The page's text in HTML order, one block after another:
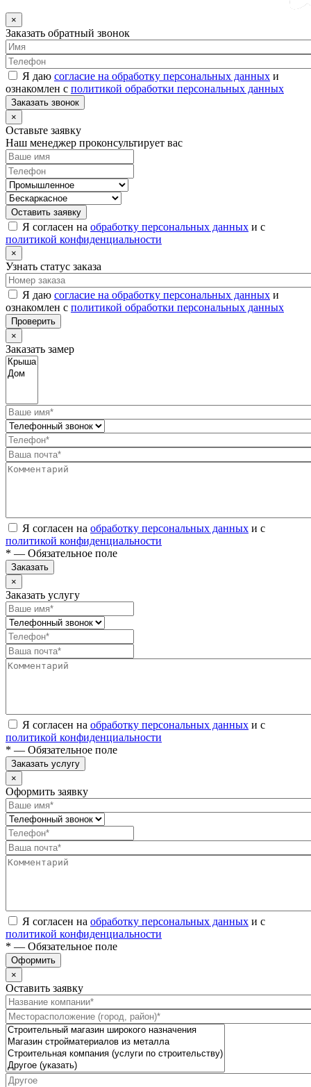
×
Заказать обратный звонок
Я даю согласие на обработку персональных данных и
ознакомлен с политикой обработки персональных данных
Заказать звонок
×
Оставьте заявку
Наш менеджер проконсультирует вас
Оставить заявку
Я согласен на обработку персональных данных и с
политикой конфиденциальности
×
Узнать статус заказа
Я даю согласие на обработку персональных данных и
ознакомлен с политикой обработки персональных данных
Проверить
×
Заказать замер
Я согласен на обработку персональных данных и с
политикой конфиденциальности
* — Обязательное поле
Заказать
×
Заказать услугу
Я согласен на обработку персональных данных и с
политикой конфиденциальности
* — Обязательное поле
Заказать услугу
×
Оформить заявку
Я согласен на обработку персональных данных и с
политикой конфиденциальности
* — Обязательное поле
Оформить
×
Оставить заявку